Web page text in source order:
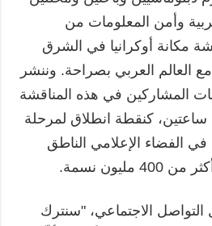
وأمن المعلومات من
مكانة أوكرانيا في الشرق
العالم العربي بصراحة. وننشر
المشاركين في هذه المناقشة
ساعتين، كنقطة انطلاق لمرحلة
الفضاء الإعلامي الناطق
مليون نسمة.
الاجتماعي، "سنترك